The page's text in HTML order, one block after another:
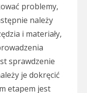
problemy,
należy
i materiały,
sprawdzenie
je dokręcić
etapem jest